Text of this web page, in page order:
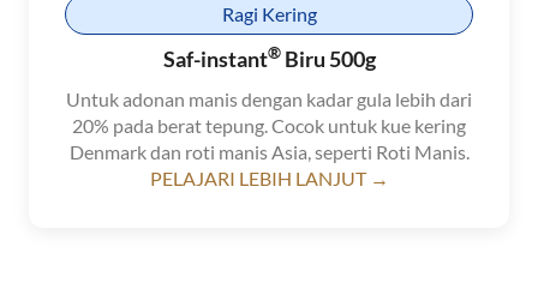
Ragi Kering
Saf-instant®Biru 500g
Untuk adonan manis dengan kadar gula lebih dari
20% pada berat tepung. Cocok untuk kue kering
Denmark dan roti manis Asia, seperti Roti Manis.
PELAJARI LEBIH LANJUT →